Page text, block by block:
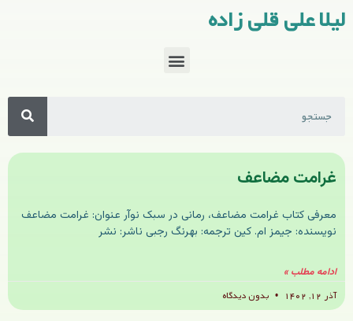
لیلا علی قلی زاده
غرامت مضاعف
معرفی کتاب غرامت مضاعف، رمانی در سبک نوآر عنوان: غرامت مضاعف
نویسنده: جیمز ام. کین ترجمه: بهرنگ رجبی ناشر: نشر
ادامه مطلب »
آذر ۱۲, ۱۴۰۲
بدون دیدگاه